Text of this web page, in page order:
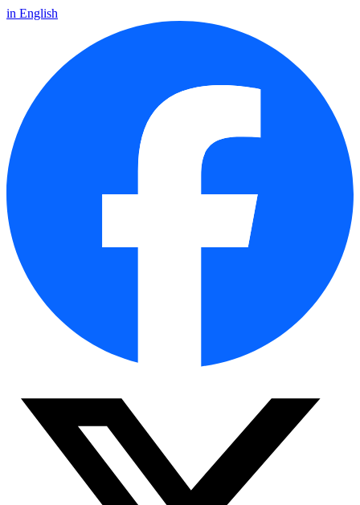
in English